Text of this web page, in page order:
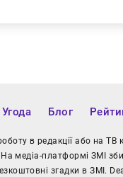
Угода Блог
в редакції або на
На медіа-платформі ЗМІ
згадки в ЗМІ.